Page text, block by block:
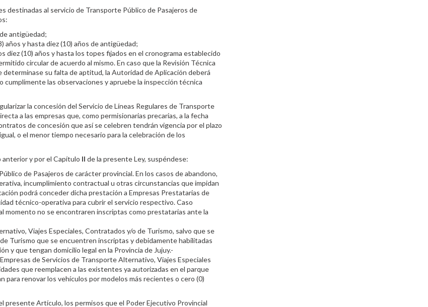
destinadas al servicio de Transporte Público de Pasajeros de
antigüedad;
años y hasta diez (10) años de antigüedad;
diez (10) años y hasta los topes fijados en el cronograma establecido
circular de acuerdo al mismo. En caso que la Revisión Técnica
su falta de aptitud, la Autoridad de Aplicación deberá
las observaciones y apruebe la inspección técnica
la concesión del Servicio de Líneas Regulares de Transporte
a las empresas que, como permisionarias precarias, a la fecha
de concesión que así se celebren tendrán vigencia por el plazo
o el menor tiempo necesario para la celebración de los
y por el Capítulo II de la presente Ley, suspéndese:
de Pasajeros de carácter provincial. En los casos de abandono,
incumplimiento contractual u otras circunstancias que impidan
podrá conceder dicha prestación a Empresas Prestatarias de
técnico-operativa para cubrir el servicio respectivo. Caso
momento no se encontraren inscriptas como prestatarias ante la
Viajes Especiales, Contratados y/o de Turismo, salvo que se
Turismo que se encuentren inscriptas y debidamente habilitadas
y que tengan domicilio legal en la Provincia de Jujuy.-
de Servicios de Transporte Alternativo, Viajes Especiales
que reemplacen a las existentes ya autorizadas en el parque
para renovar los vehículos por modelos más recientes o cero (0)
Artículo, los permisos que el Poder Ejecutivo Provincial